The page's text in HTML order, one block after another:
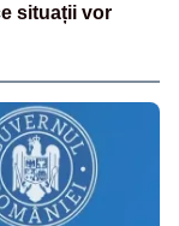
situații vor